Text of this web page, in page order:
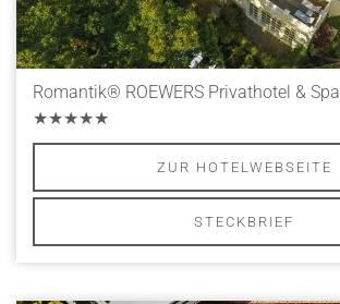
Romantik® ROEWERS Privathotel & Spa
★★★★★
ZUR HOTELWEBSEITE
STECKBRIEF